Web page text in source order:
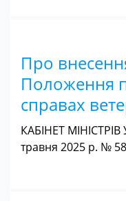
Про
Положення
справах
КАБІНЕТ
травня 2025 р. №